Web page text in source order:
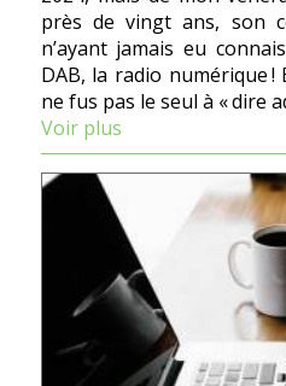
près de vingt ans, son
n’ayant jamais eu
DAB, la radio numérique
ne fus pas le seul à « dire
Voir plus